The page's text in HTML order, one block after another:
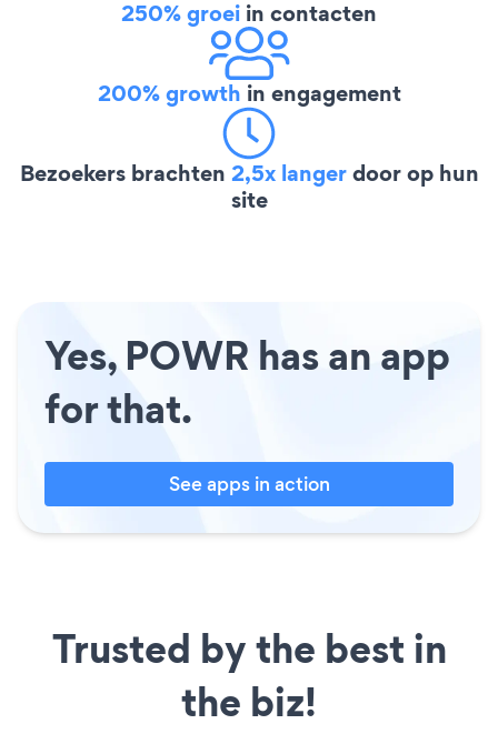
250% groei in contacten
200% growth in engagement
Bezoekers brachten 2,5x langerdoor op hun
site
Yes, POWR has an app
for that.
See apps in action
Trusted by the best in
the biz!